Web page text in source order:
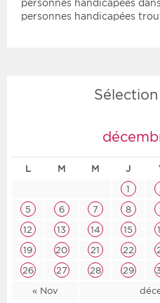
personnes handicapées
personnes handicapées
L M M J
« Nov
1
5
6 7 8
12
13 14 15
19
20 21 22
26
27 28 29